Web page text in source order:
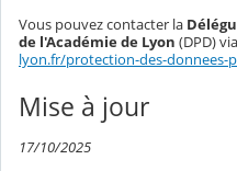
Vous pouvez contacter la
de l'Académie de Lyon (DPD)
lyon.fr/protection-des-donnees-
Mise à jour
17/10/2025